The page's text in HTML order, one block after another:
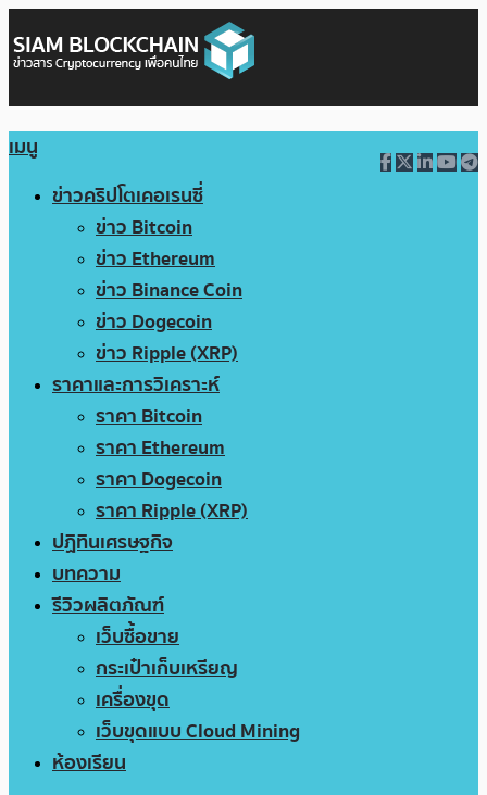
เมนู
ข่าวคริปโตเคอเรนซี่
ข่าว Bitcoin
ข่าว Ethereum
ข่าว Binance Coin
ข่าว Dogecoin
ข่าว Ripple (XRP)
ราคาและการวิเคราะห์
ราคา Bitcoin
ราคา Ethereum
ราคา Dogecoin
ราคา Ripple (XRP)
ปฏิทินเศรษฐกิจ
บทความ
รีวิวผลิตภัณฑ์
เว็บซื้อขาย
กระเป๋าเก็บเหรียญ
เครื่องขุด
เว็บขุดแบบ Cloud Mining
ห้องเรียน